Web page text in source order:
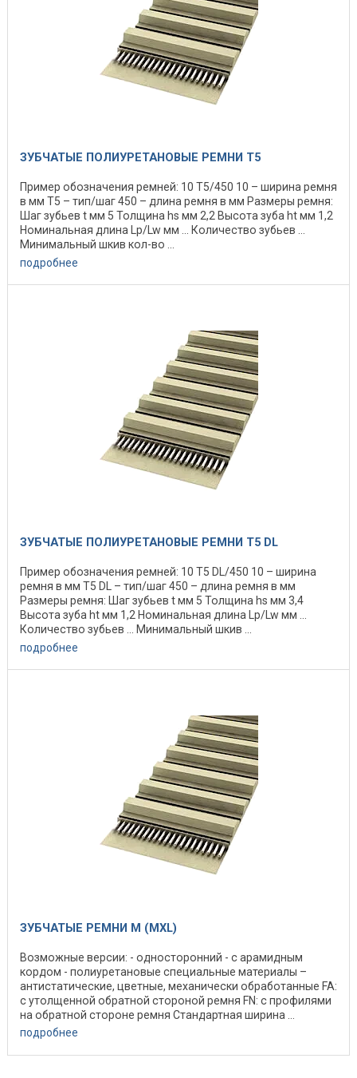
ЗУБЧАТЫЕ ПОЛИУРЕТАНОВЫЕ РЕМНИ T5
Пример обозначения ремней: 10 Т5/450 10 – ширина ремня
в мм Т5 – тип/шаг 450 – длина ремня в мм Размеры ремня:
Шаг зубьев t мм 5 Толщина hs мм 2,2 Высота зуба ht мм 1,2
Номинальная длина Lp/Lw мм ... Количество зубьев ...
Минимальный шкив кол-во ...
подробнее
ЗУБЧАТЫЕ ПОЛИУРЕТАНОВЫЕ РЕМНИ T5 DL
Пример обозначения ремней: 10 Т5 DL/450 10 – ширина
ремня в мм Т5 DL – тип/шаг 450 – длина ремня в мм
Размеры ремня: Шаг зубьев t мм 5 Толщина hs мм 3,4
Высота зуба ht мм 1,2 Номинальная длина Lp/Lw мм ...
Количество зубьев ... Минимальный шкив ...
подробнее
ЗУБЧАТЫЕ РЕМНИ M (MXL)
Возможные версии: - односторонний - с арамидным
кордом - полиуретановые специальные материалы –
антистатические, цветные, механически обработанные FA:
с утолщенной обратной стороной ремня FN: с профилями
на обратной стороне ремня Стандартная ширина ...
подробнее